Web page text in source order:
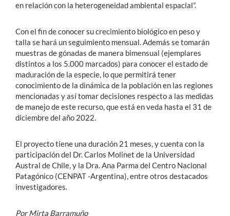
en relación con la heterogeneidad ambiental espacial”.
Con el fin de conocer su crecimiento biológico en peso y
talla se hará un seguimiento mensual. Además se tomarán
muestras de gónadas de manera bimensual (ejemplares
distintos a los 5.000 marcados) para conocer el estado de
maduración de la especie, lo que permitirá tener
conocimiento de la dinámica de la población en las regiones
mencionadas y así tomar decisiones respecto a las medidas
de manejo de este recurso, que está en veda hasta el 31 de
diciembre del año 2022.
El proyecto tiene una duración 21 meses, y cuenta con la
participación del Dr. Carlos Molinet de la Universidad
Austral de Chile, y la Dra. Ana Parma del Centro Nacional
Patagónico (CENPAT -Argentina), entre otros destacados
investigadores.
Por Mirta Barramuño